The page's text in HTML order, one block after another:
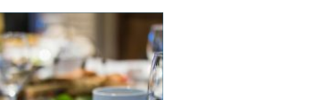
Genom att
i grupp skapas
gemenskap...